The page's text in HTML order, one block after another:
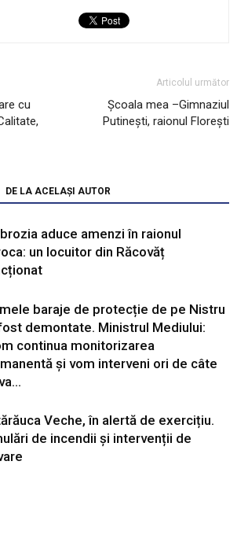
cu
Articolul următor
Școala mea –Gimnaziul
Putinești, raionul Florești
DE LA ACELAȘI AUTOR
aduce amenzi în raionul
un locuitor din Răcovăț
baraje de protecție de pe Nistru
demontate. Ministrul Mediului:
continua monitorizarea
și vom interveni ori de câte
Veche, în alertă de exercițiu.
de incendii și intervenții de